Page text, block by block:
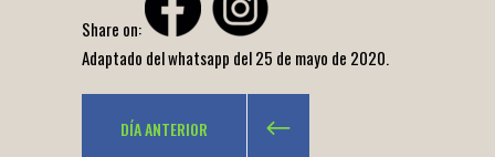
Share on:
Adaptado del whatsapp del 25 de mayo de 2020.
DÍA ANTERIOR